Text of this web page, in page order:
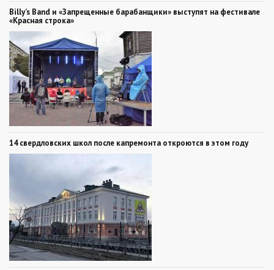
Billy’s Band и «Запрещенные барабанщики» выступят на фестивале
«Красная строка»
14 свердловских школ после капремонта откроются в этом году